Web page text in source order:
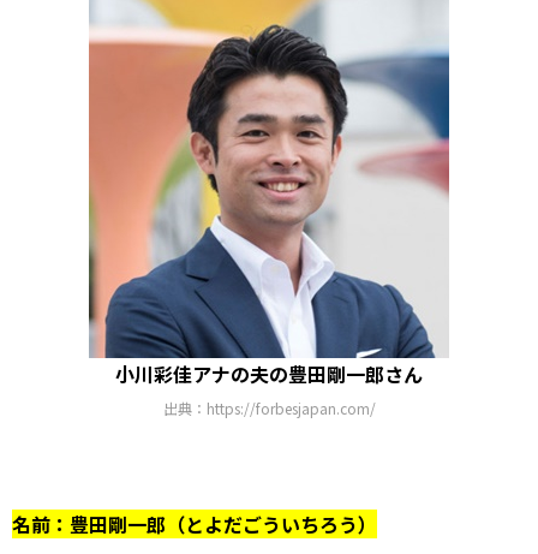
小川彩佳アナの夫の豊田剛一郎さん
出典：https://forbesjapan.com/
名前：豊田剛一郎（とよだごういちろう）